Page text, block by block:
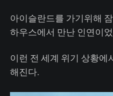
아이슬란드를 가기위해
하우스에서 만난 인연이
이런 전 세계 위기 상황에
해진다.